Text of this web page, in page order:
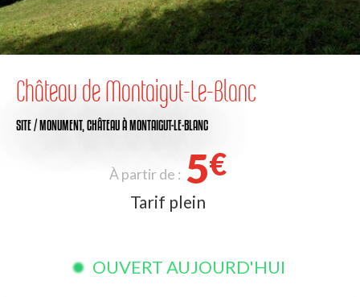
Château de Montaigut-Le-Blanc
SITE / MONUMENT,CHÂTEAUÀ MONTAIGUT-LE-BLANC
À partir de : 5€
Tarif plein
OUVERT AUJOURD'HUI